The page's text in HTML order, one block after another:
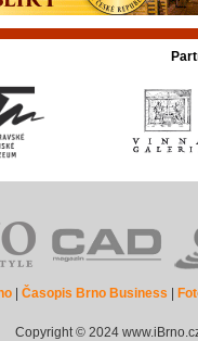
|Časopis Brno Business
Copyright © 2024